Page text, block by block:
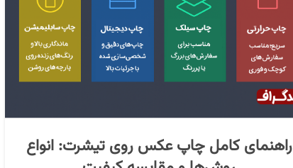
راهنمای کامل چاپ عکس روی تیشرت: انواع